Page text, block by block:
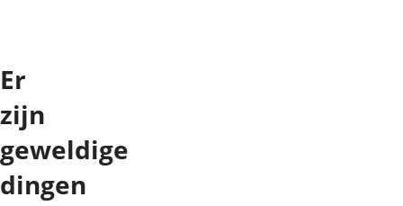
Er
zijn
geweldige
dingen